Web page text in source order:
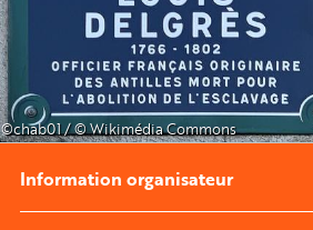
©chab01 / © Wikimédia Commons
Information organisateur